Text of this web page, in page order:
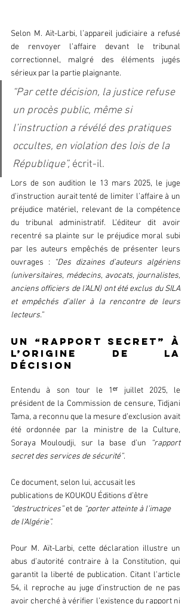
Selon M. Aït-Larbi, l’appareil judiciaire a refusé
de renvoyer l’affaire devant le tribunal
correctionnel, malgré des éléments jugés
sérieux par la partie plaignante.
“Par cette décision, la justice refuse
un procès public, même si
l’instruction a révélé des pratiques
occultes, en violation des lois de la
République”, écrit-il.
Lors de son audition le 13 mars 2025, le juge
d’instruction aurait tenté de limiter l’affaire à un
préjudice matériel, relevant de la compétence
du tribunal administratif. L’éditeur dit avoir
recentré sa plainte sur le préjudice moral subi
par les auteurs empêchés de présenter leurs
ouvrages :
“Des dizaines d’auteurs algériens
(universitaires, médecins, avocats, journalistes,
anciens officiers de l’ALN) ont été exclus du SILA
et empêchés d’aller à la rencontre de leurs
lecteurs.”
Un “rapport secret” à
l’origine de la
décision
Entendu à son tour le 1ᵉʳ juillet 2025, le
président de la Commission de censure, Tidjani
Tama, a reconnu que la mesure d’exclusion avait
été ordonnée par la ministre de la Culture,
Soraya Mouloudji, sur la base d’un
“rapport
secret des services de sécurité”.
Ce document, selon lui, accusait les
publications de KOUKOU Éditions d’être
“destructrices” et de “porter atteinte à l’image
de l’Algérie”.
Pour M. Aït-Larbi, cette déclaration illustre un
abus d’autorité contraire à la Constitution, qui
garantit la liberté de publication. Citant l’article
54, il reproche au juge d’instruction de ne pas
avoir cherché à vérifier l’existence du rapport ni